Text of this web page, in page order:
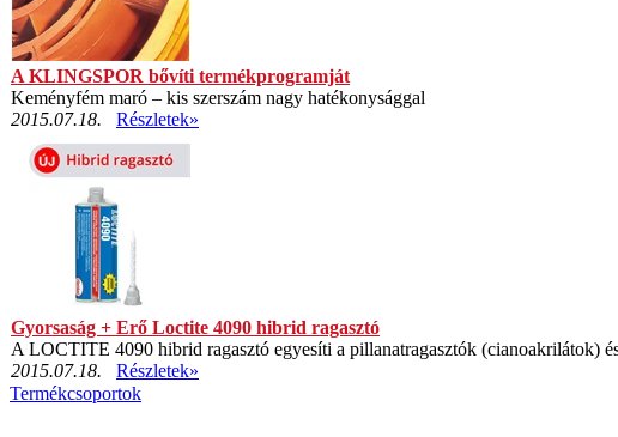
A KLINGSPOR bővíti termékprogramját
Keményfém maró – kis szerszám nagy hatékonysággal
2015.07.18.
Részletek»
Gyorsaság + Erő Loctite 4090 hibrid ragasztó
A LOCTITE 4090 hibrid ragasztó egyesíti a pillanatragasztók (cianoakrilátok)
2015.07.18.
Részletek»
Termékcsoportok